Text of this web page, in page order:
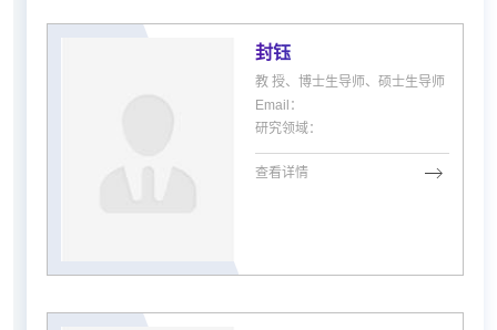
封钰
教 授、博士生导师、硕士生导师
Email：
研究领域：
查看详情